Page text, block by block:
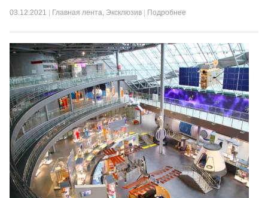
03.12.2021 Главная лента, Эксклюзив Подробнее